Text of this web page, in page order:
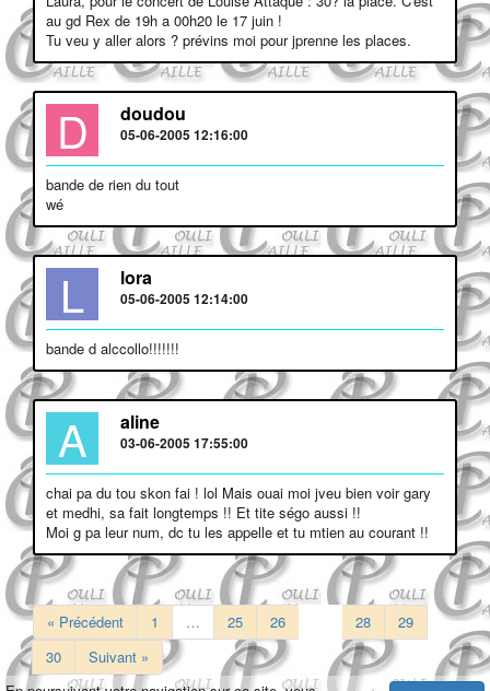
au gd Rex de 19h a 00h20 le 17 juin !
Tu veu y aller alors ? prévins moi pour jprenne les places.
D doudou
05-06-2005 12:16:00
bande de rien du tout
wé
L lora
05-06-2005 12:14:00
bande d alccollo!!!!!!!
A aline
03-06-2005 17:55:00
chai pa du tou skon fai ! lol Mais ouai moi jveu bien voir gary
et medhi, sa fait longtemps !! Et tite ségo aussi !!
Moi g pa leur num, dc tu les appelle et tu mtien au courant !!
« Précédent 1 … 25 26 28
29
30
Suivant »